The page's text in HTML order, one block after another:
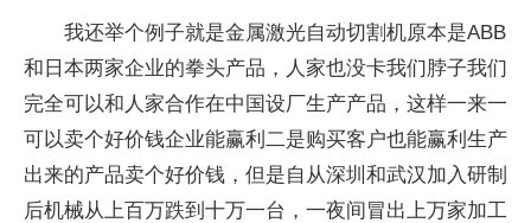
我还举个例子就是金属激光自动切割机原本是ABB
和日本两家企业的拳头产品，人家也没卡我们脖子我们
完全可以和人家合作在中国设厂生产产品，这样一来一
可以卖个好价钱企业能赢利二是购买客户也能赢利生产
出来的产品卖个好价钱，但是自从深圳和武汉加入研制
后机械从上百万跌到十万一台，一夜间冒出上万家加工